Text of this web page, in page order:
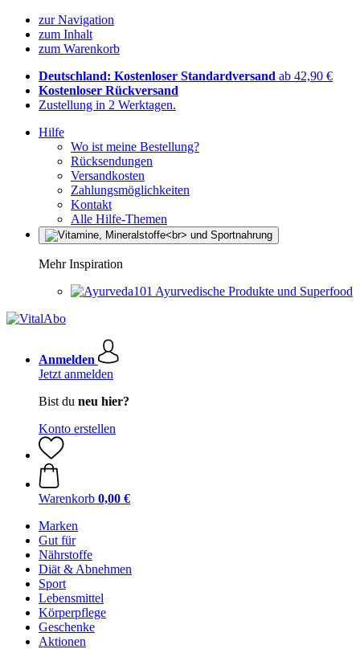
zur Navigation
zum Inhalt
zum Warenkorb
Deutschland: Kostenloser Standardversand ab 42,90 €
Kostenloser Rückversand
Zustellung in 2 Werktagen.
Hilfe
Wo ist meine Bestellung?
Rücksendungen
Versandkosten
Zahlungsmöglichkeiten
Kontakt
Alle Hilfe-Themen
Mehr Inspiration
Ayurvedische Produkte und Superfood
Anmelden
Jetzt anmelden
Bist du neu hier?
Konto erstellen
Warenkorb 0,00 €
Marken
Gut für
Nährstoffe
Diät & Abnehmen
Sport
Lebensmittel
Körperpflege
Geschenke
Aktionen